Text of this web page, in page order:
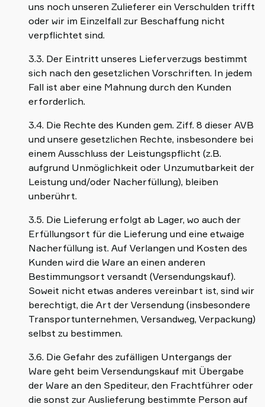
uns noch unseren Zulieferer ein Verschulden trifft
oder wir im Einzelfall zur Beschaffung nicht
verpflichtet sind.
3.3. Der Eintritt unseres Lieferverzugs bestimmt
sich nach den gesetzlichen Vorschriften. In jedem
Fall ist aber eine Mahnung durch den Kunden
erforderlich.
3.4. Die Rechte des Kunden gem. Ziff. 8 dieser AVB
und unsere gesetzlichen Rechte, insbesondere bei
einem Ausschluss der Leistungspflicht (z.B.
aufgrund Unmöglichkeit oder Unzumutbarkeit der
Leistung und/oder Nacherfüllung), bleiben
unberührt.
3.5. Die Lieferung erfolgt ab Lager, wo auch der
Erfüllungsort für die Lieferung und eine etwaige
Nacherfüllung ist. Auf Verlangen und Kosten des
Kunden wird die Ware an einen anderen
Bestimmungsort versandt (Versendungskauf).
Soweit nicht etwas anderes vereinbart ist, sind wir
berechtigt, die Art der Versendung (insbesondere
Transportunternehmen, Versandweg, Verpackung)
selbst zu bestimmen.
3.6. Die Gefahr des zufälligen Untergangs der
Ware geht beim Versendungskauf mit Übergabe
der Ware an den Spediteur, den Frachtführer oder
die sonst zur Auslieferung bestimmte Person auf